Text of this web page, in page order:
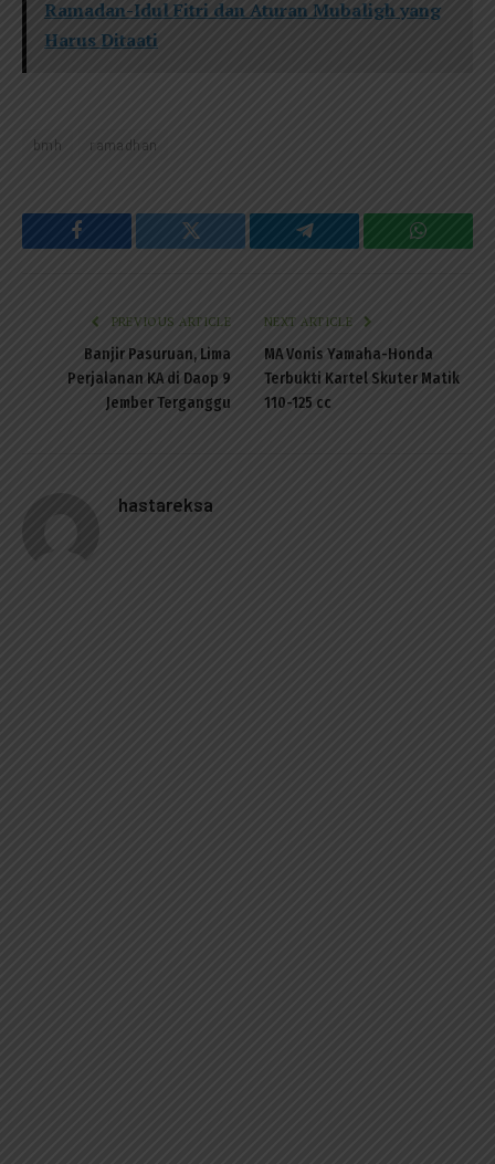
Ramadan-Idul Fitri dan Aturan Mubaligh yang
Harus Ditaati
bmh ramadhan
Facebook Twitter Telegram
PREVIOUS ARTICLE
Banjir Pasuruan, Lima
Perjalanan KA di Daop 9
Jember Terganggu
NEXT ARTICLE
MA Vonis Yamaha-Honda
Terbukti Kartel Skuter Matik
110-125 cc
hastareksa